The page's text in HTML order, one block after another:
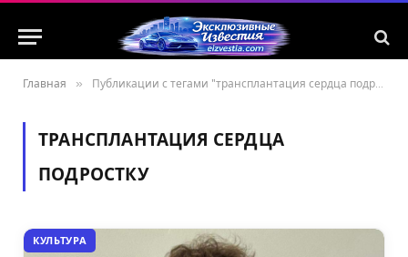
Главная » Публикации с тегами "трансплантация сердца подростку"
ТРАНСПЛАНТАЦИЯ СЕРДЦА
ПОДРОСТКУ
КУЛЬТУРА